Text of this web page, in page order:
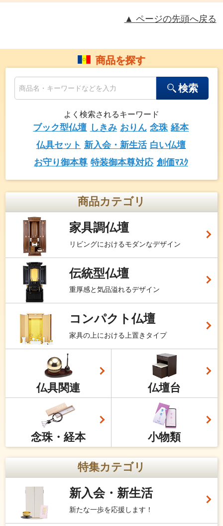
ページの先頭へ戻る
商品を探す
検索
よく検索されるキーワード
ブック型仏壇 しきみ おりん 念珠 経本
仏具セット 新入会・新生活 白い仏壇
お守り御本尊 特装御本尊対応 創価ﾏｽｸ
商品カテゴリ
家具調仏壇
リビングにおけるモダンなデザイン
伝統型仏壇
重厚感と気品溢れるデザイン
コンパクト仏壇
家具の上における上置きタイプ
仏具関連 仏壇台
念珠・経本 小物類
特集カテゴリ
新入会・新生活
新たな一歩を応援します！